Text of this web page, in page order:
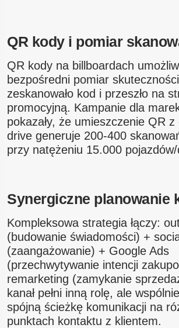
QR kody i pomiar
QR kody na billboardach
bezpośredni pomiar
zeskanowało kod i przeszło na
promocyjną. Kampanie dla
pokazały, że umieszczenie QR
drive generuje 200-400
przy natężeniu 15.000
Synergiczne planowanie
Kompleksowa strategia łączy:
(budowanie świadomości) +
(zaangażowanie) + Google Ads
(przechwytywanie intencji
remarketing (zamykanie
kanał pełni inną rolę, ale
spójną ścieżkę komunikacji na
punktach kontaktu z klientem.